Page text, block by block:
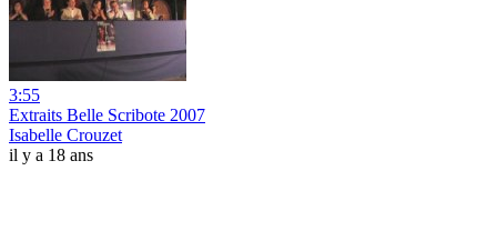
3:55
Extraits Belle Scribote 2007
Isabelle Crouzet
il y a 18 ans